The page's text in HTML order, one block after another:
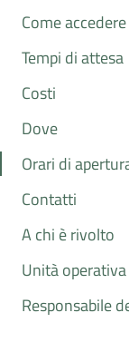
Come accedere
Tempi di attesa
Costi
Dove
Orari di
Contatti
A chi è rivolto
Unità
Responsabile